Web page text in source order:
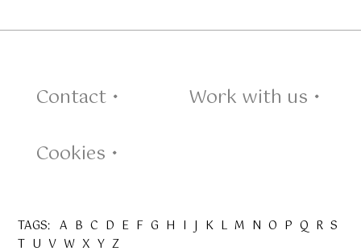
Contact •
Work with us •
Cookies •
TAGS: A B C D E F G H I J K L M N O P Q R S
T U V W X Y Z